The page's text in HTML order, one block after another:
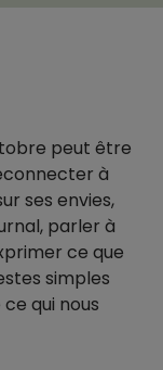
peut être
à
ses envies,
parler à
ce que
simples
qui nous